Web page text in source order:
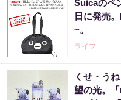
Suicaのペ
日に発売
~。
ライフ
くせ・う
望の光。